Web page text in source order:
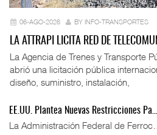
06-AGO-2026 BY INFO-TRANSPORTES
LA ATTRAPI LICITA RED DE
La Agencia de Trenes y Transporte
abrió una licitación pública
diseño, suministro, instalación,
EE.UU. Plantea Nuevas Restricciones Pa…
La Administración Federal de Ferroc…